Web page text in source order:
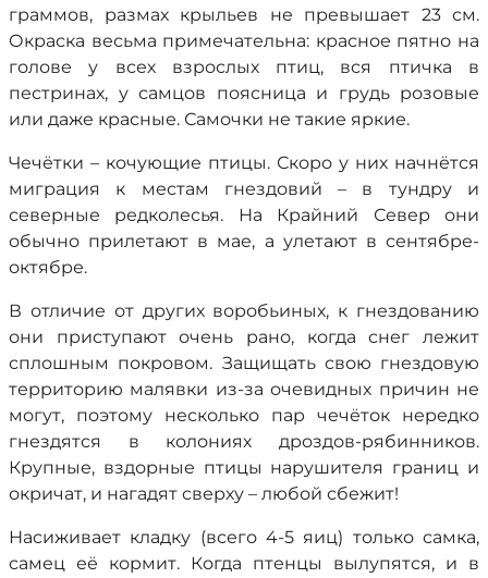
граммов, размах крыльев не превышает 23 см.
Окраска весьма примечательна: красное пятно на
голове у всех взрослых птиц, вся птичка в
пестринах, у самцов поясница и грудь розовые
или даже красные. Самочки не такие яркие.
Чечётки – кочующие птицы. Скоро у них начнётся
миграция к местам гнездовий – в тундру и
северные редколесья. На Крайний Север они
обычно прилетают в мае, а улетают в сентябре-
октябре.
В отличие от других воробьиных, к гнездованию
они приступают очень рано, когда снег лежит
сплошным покровом. Защищать свою гнездовую
территорию малявки из-за очевидных причин не
могут, поэтому несколько пар чечёток нередко
гнездятся в колониях дроздов-рябинников.
Крупные, вздорные птицы нарушителя границ и
окричат, и нагадят сверху – любой сбежит!
Насиживает кладку (всего 4-5 яиц) только самка,
самец её кормит. Когда птенцы вылупятся, и в